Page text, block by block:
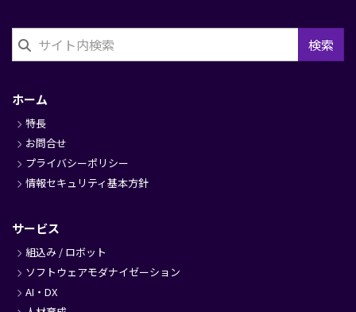
検索
フ
ッ
タ
ー
ホーム
特長
お問合せ
プライバシーポリシー
情報セキュリティ基本方針
サービス
組込み / ロボット
ソフトウェアモダナイゼーション
AI・DX